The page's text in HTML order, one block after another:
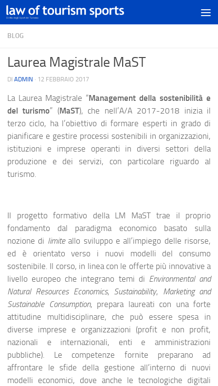
BLOG
Laurea Magistrale MaST
DI ADMIN · 12 FEBBRAIO 2017
La Laurea Magistrale “Management della sostenibilità e
del turismo” (MaST), che nell’A/A 2017-2018 inizia il
terzo ciclo, ha l’obiettivo di formare esperti in grado di
pianificare e gestire processi sostenibili in organizzazioni,
istituzioni e imprese operanti in diversi settori della
produzione e dei servizi, con particolare riguardo al
turismo.
Il progetto formativo della LM MaST trae il proprio
fondamento dal paradigma economico basato sulla
nozione di limiteallo sviluppo e all’impiego delle risorse,
ed è orientato verso i nuovi modelli del consumo
sostenibile. Il corso, in linea con le offerte più innovative a
livello europeo che integrano temi di Environmental and
Natural Resources Economics, Sustainability, Marketing and
Sustainable Consumption, prepara laureati con una forte
attitudine multidisciplinare, che può essere spesa in
diverse imprese e organizzazioni (profit e non profit,
nazionali e internazionali, enti e amministrazioni
pubbliche). Le competenze fornite preparano ad
affrontare le sfide della gestione all’interno di nuovi
modelli economici, dove anche le tecnologiche digitali